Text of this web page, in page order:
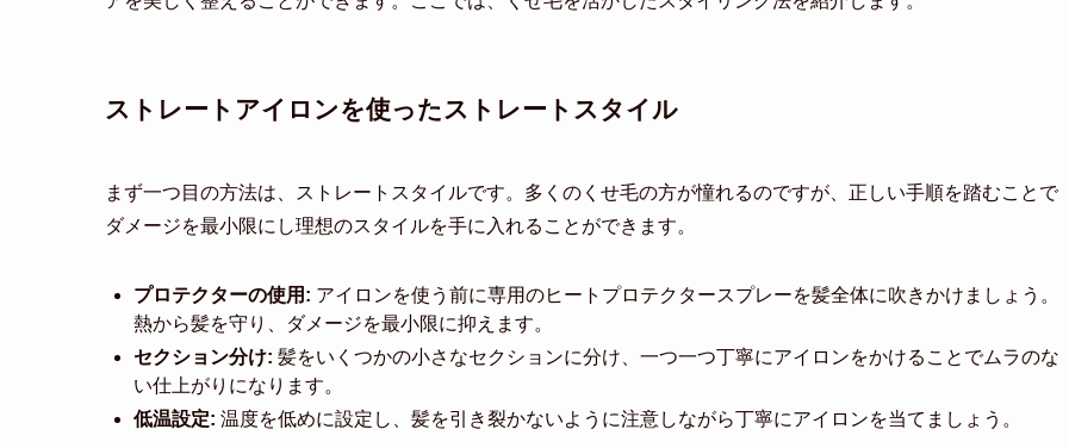
ストレートアイロンを使ったストレートスタイル
まず一つ目の方法は、ストレートスタイルです。多くのくせ毛の方が憧れるのですが、正しい手順を踏むことで
ダメージを最小限にし理想のスタイルを手に入れることができます。
プロテクターの使用: アイロンを使う前に専用のヒートプロテクタースプレーを髪全体に吹きかけましょう。
熱から髪を守り、ダメージを最小限に抑えます。
セクション分け: 髪をいくつかの小さなセクションに分け、一つ一つ丁寧にアイロンをかけることでムラのな
い仕上がりになります。
低温設定: 温度を低めに設定し、髪を引き裂かないように注意しながら丁寧にアイロンを当てましょう。